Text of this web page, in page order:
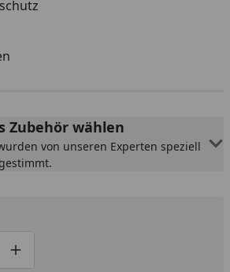
Zubehör wählen
von unseren Experten speziell
um eins verringern
manuell eingeben
Produktmenge um eins erhöhen